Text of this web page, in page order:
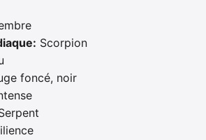
Scorpion
foncé, noir